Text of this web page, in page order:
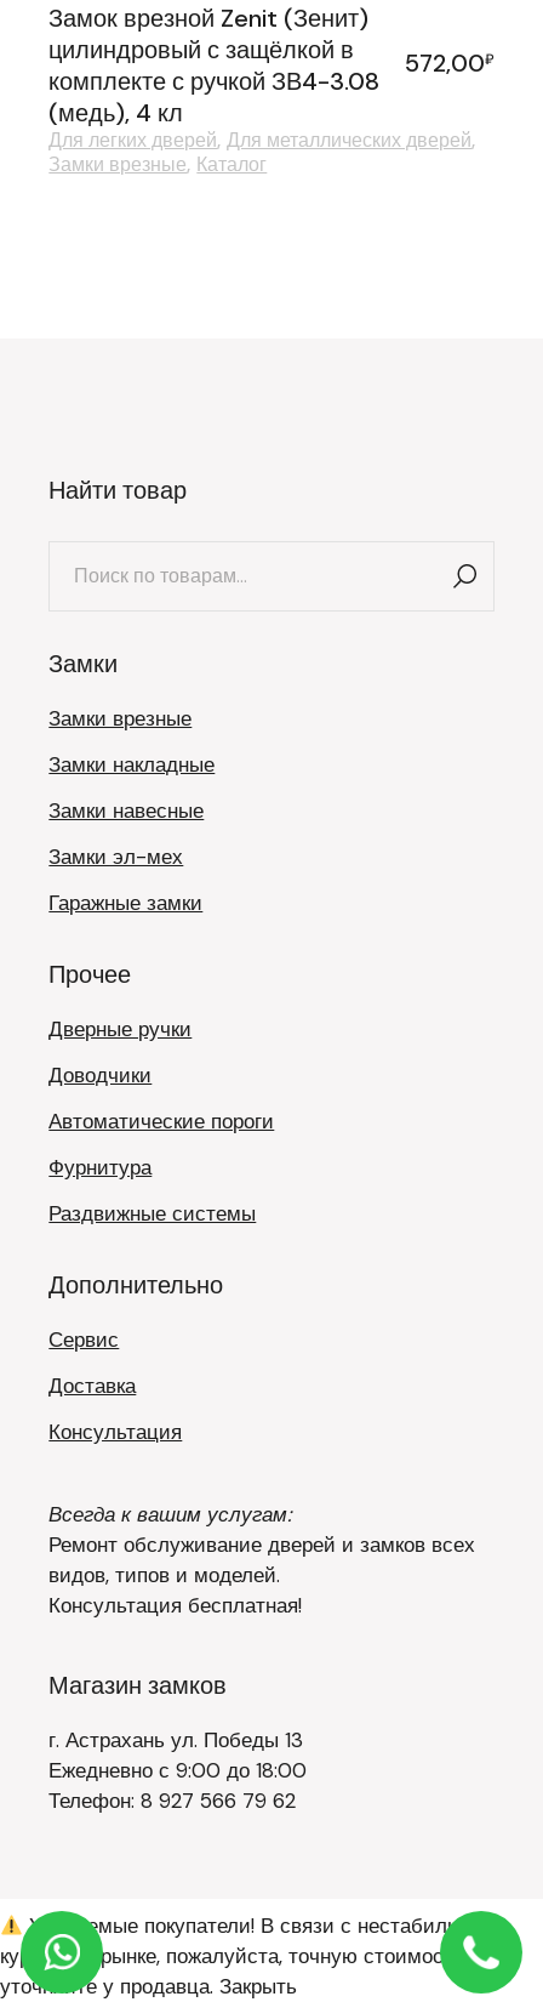
Замок врезной Zenit (Зенит)
цилиндровый с защёлкой в
комплекте с ручкой ЗВ4-3.08
(медь), 4 кл
572,00₽
Для легких дверей Для металлических дверей
Замки врезные Каталог
Найти товар
Замки
Замки врезные
Замки накладные
Замки навесные
Замки эл-мех
Гаражные замки
Прочее
Дверные ручки
Доводчики
Автоматические пороги
Фурнитура
Раздвижные системы
Дополнительно
Сервис
Доставка
Консультация
Всегда к вашим услугам:
Ремонт обслуживание дверей и замков всех
видов, типов и моделей.
Консультация бесплатная!
Магазин замков
г. Астрахань ул. Победы 13
Ежедневно с 9:00 до 18:00
Телефон: 8 927 566 79 62
Уважаемые покупатели! В связи с нестабильным
курсом на рынке, пожалуйста, точную стоимость
уточняйте у продавца. Закрыть